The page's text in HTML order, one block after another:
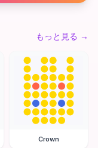
もっと見る →
Crown